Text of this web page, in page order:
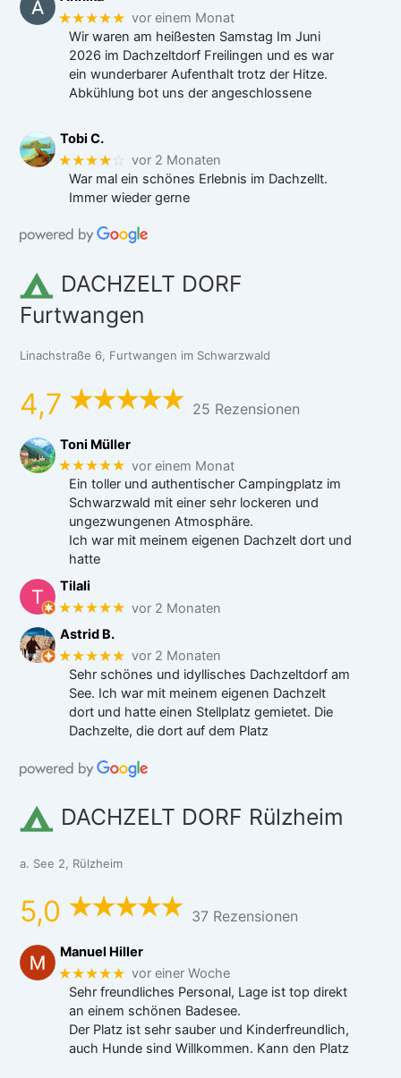
★★★★★ vor einem Monat
Wir waren am heißesten Samstag Im Juni
2026 im Dachzeltdorf Freilingen und es war
ein wunderbarer Aufenthalt trotz der Hitze.
Abkühlung bot uns der angeschlossene
Tobi C.
★★★★☆ vor 2 Monaten
War mal ein schönes Erlebnis im Dachzellt.
Immer wieder gerne
DACHZELT DORF
Furtwangen
Linachstraße 6, Furtwangen im Schwarzwald
4,7 25 Rezensionen
Toni Müller
★★★★★ vor einem Monat
Ein toller und authentischer Campingplatz im
Schwarzwald mit einer sehr lockeren und
ungezwungenen Atmosphäre.
Ich war mit meinem eigenen Dachzelt dort und
hatte
Tilali
★★★★★ vor 2 Monaten
Astrid B.
★★★★★ vor 2 Monaten
Sehr schönes und idyllisches Dachzeltdorf am
See. Ich war mit meinem eigenen Dachzelt
dort und hatte einen Stellplatz gemietet. Die
Dachzelte, die dort auf dem Platz
DACHZELT DORF Rülzheim
a. See 2, Rülzheim
5,0 37 Rezensionen
Manuel Hiller
★★★★★ vor einer Woche
Sehr freundliches Personal, Lage ist top direkt
an einem schönen Badesee.
Der Platz ist sehr sauber und Kinderfreundlich,
auch Hunde sind Willkommen. Kann den Platz